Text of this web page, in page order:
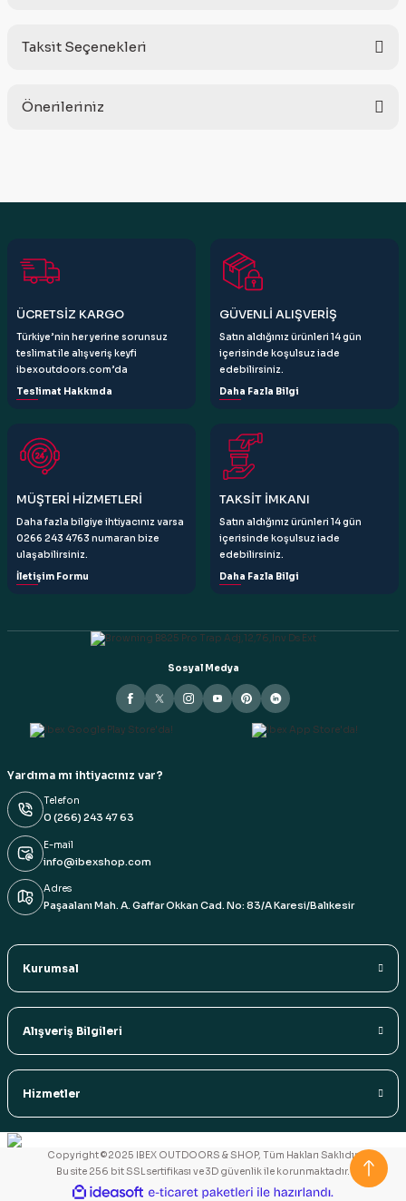
Taksit Seçenekleri
Önerileriniz
Görüş ve önerileriniz için teşekkür ederiz.
Ürün resmi kalitesiz, bozuk veya görüntülenemiyor.
Ürün açıklamasında eksik bilgiler bulunuyor.
Bu ürüne benzer farklı alternatifler olmalı.
Gönder
ÜCRETSİZ KARGO
Türkiye’nin her yerine sorunsuz
teslimat ile alışveriş keyfi
ibexoutdoors.com’da
Teslimat Hakkında
GÜVENLİ ALIŞVERİŞ
Satın aldığınız ürünleri 14 gün
içerisinde koşulsuz iade
edebilirsiniz.
Daha Fazla Bilgi
MÜŞTERİ HİZMETLERİ
Daha fazla bilgiye ihtiyacınız varsa
0266 243 4763 numaran bize
ulaşabilirsiniz.
İletişim Formu
TAKSİT İMKANI
Satın aldığınız ürünleri 14 gün
içerisinde koşulsuz iade
edebilirsiniz.
Daha Fazla Bilgi
Sosyal Medya
Yardıma mı ihtiyacınız var?
Telefon
0 (266) 243 47 63
E-mail
info@ibexshop.com
Adres
Paşaalanı Mah. A. Gaffar Okkan Cad. No: 83/A Karesi/Balıkesir
Kurumsal
Alışveriş Bilgileri
Hizmetler
Copyright ©2025 IBEX OUTDOORS & SHOP, Tüm Hakları Saklıdır.
Bu site 256 bit SSL sertifikası ve 3D güvenlik ile korunmaktadır.
ideasoft e-